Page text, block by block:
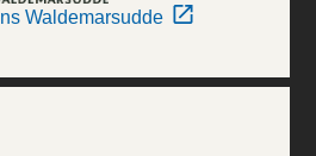
Waldemarsudde